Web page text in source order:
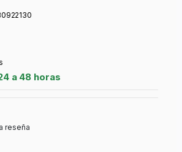
a 48 horas
reseña